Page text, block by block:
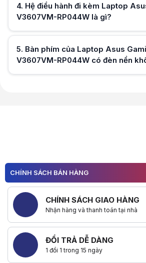
4. Hệ điều hành đi kèm Laptop
V3607VM-RP044W là gì?
Hữu ích (0)
5. Bàn phím của Laptop Asus
V3607VM-RP044W có đèn nền
CHÍNH SÁCH BÁN HÀNG
CHÍNH SÁCH GIAO HÀNG
Nhận hàng và thanh toán tại nhà
ĐỔI TRẢ DỄ DÀNG
1 đổi 1 trong 15 ngày